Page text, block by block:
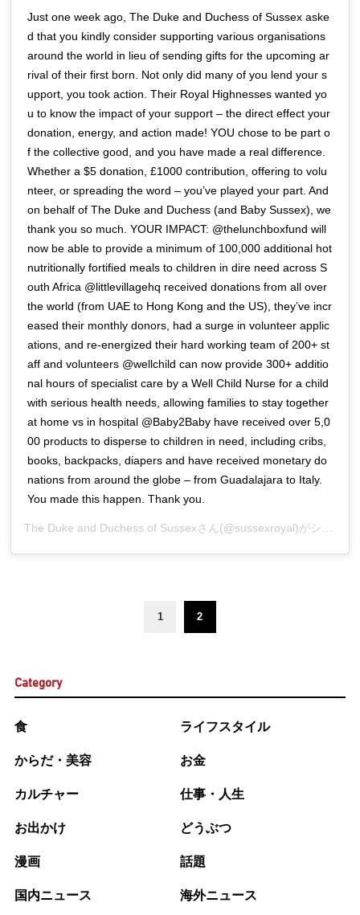
Just one week ago, The Duke and Duchess of Sussex aske
d that you kindly consider supporting various organisations
around the world in lieu of sending gifts for the upcoming ar
rival of their first born. Not only did many of you lend your s
upport, you took action. Their Royal Highnesses wanted yo
u to know the impact of your support – the direct effect your
donation, energy, and action made! YOU chose to be part o
f the collective good, and you have made a real difference.
Whether a $5 donation, £1000 contribution, offering to volu
nteer, or spreading the word – you’ve played your part. And
on behalf of The Duke and Duchess (and Baby Sussex), we
thank you so much. YOUR IMPACT: @thelunchboxfund will
now be able to provide a minimum of 100,000 additional hot
nutritionally fortified meals to children in dire need across S
outh Africa @littlevillagehq received donations from all over
the world (from UAE to Hong Kong and the US), they’ve incr
eased their monthly donors, had a surge in volunteer applic
ations, and re-energized their hard working team of 200+ st
aff and volunteers @wellchild can now provide 300+ additio
nal hours of specialist care by a Well Child Nurse for a child
with serious health needs, allowing families to stay together
at home vs in hospital @Baby2Baby have received over 5,0
00 products to disperse to children in need, including cribs,
books, backpacks, diapers and have received monetary do
nations from around the globe – from Guadalajara to Italy.
You made this happen. Thank you.
The Duke and Duchess of Sussexさん(@sussexroyal)がシェアした投稿 –
1 2
Category
食 ライフスタイル
からだ・美容 お金
カルチャー 仕事・人生
お出かけ どうぶつ
漫画 話題
国内ニュース 海外ニュース